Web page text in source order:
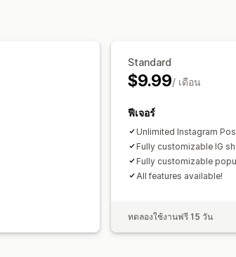
แท็กที่สามารถซื้อสินค้าได้
Standard
$9.99/ เดือน
ฟีเจอร์
Unlimited Instagram
Fully customizable IG
Fully customizable
All features available!
ทดลองใช้งานฟรี 15 วัน